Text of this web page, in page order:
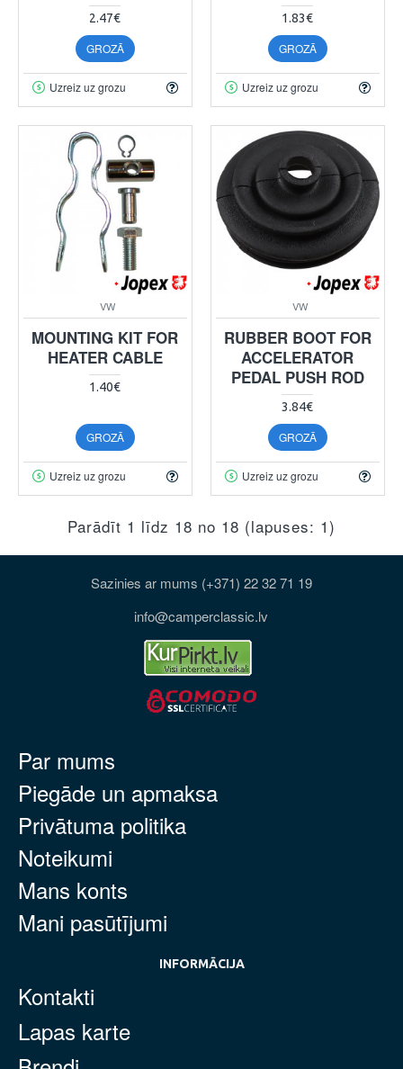
2.47€
GROZĀ
Uzreiz uz grozu
1.83€
GROZĀ
Uzreiz uz grozu
VW
MOUNTING KIT FOR
HEATER CABLE
1.40€
GROZĀ
Uzreiz uz grozu
VW
RUBBER BOOT FOR
ACCELERATOR
PEDAL PUSH ROD
3.84€
GROZĀ
Uzreiz uz grozu
Parādīt 1 līdz 18 no 18 (lapuses: 1)
Sazinies ar mums (+371) 22 32 71 19
info@camperclassic.lv
Par mums
Piegāde un apmaksa
Privātuma politika
Noteikumi
Mans konts
Mani pasūtījumi
INFORMĀCIJA
Kontakti
Lapas karte